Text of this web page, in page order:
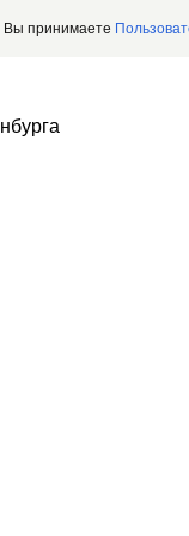
Вы принимаете